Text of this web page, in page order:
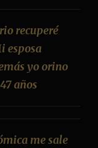
recuperé
esposa
yo orino
años
me sale